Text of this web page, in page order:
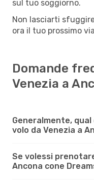
sul tuo soggiorno.
Non lasciarti
ora il tuo prossimo
Domande
Venezia a
Generalmente,
volo da Venezia a
Se volessi
Ancona cone